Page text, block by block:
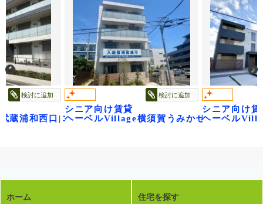
ンフォートレジデンス武蔵浦和
シニア向け賃貸
ヘーベルVillage横須賀うみかぜ公園
シニア向け賃貸
ヘーベルVillage橋本5丁目~
ホーム 住宅を探す